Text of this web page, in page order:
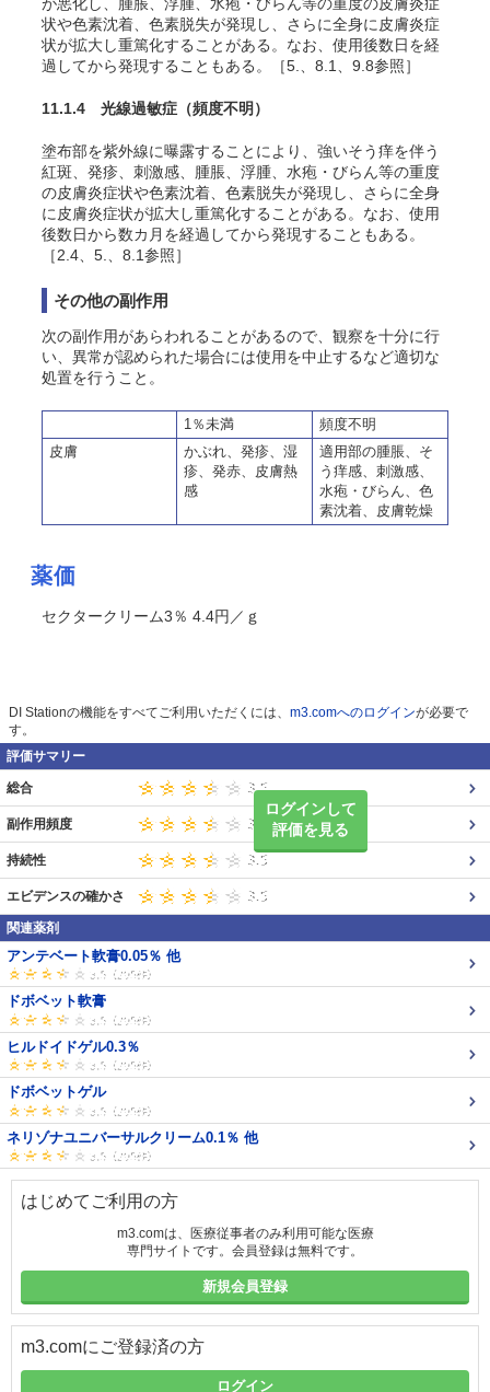
状や色素沈着、色素脱失が発現し、さらに全身に皮膚炎症
状が拡大し重篤化することがある。なお、使用後数日を経
過してから発現することもある。［5.、8.1、9.8参照］
11.1.4 光線過敏症 （頻度不明）
塗布部を紫外線に曝露することにより、強いそう痒を伴う
紅斑、発疹、刺激感、腫脹、浮腫、水疱・びらん等の重度
の皮膚炎症状や色素沈着、色素脱失が発現し、さらに全身
に皮膚炎症状が拡大し重篤化することがある。なお、使用
後数日から数カ月を経過してから発現することもある。
［2.4、5.、8.1参照］
その他の副作用
次の副作用があらわれることがあるので、観察を十分に行
い、異常が認められた場合には使用を中止するなど適切な
処置を行うこと。
1％未満
頻度不明
皮膚
かぶれ、発疹、湿
疹、発赤、皮膚熱
感
適用部の腫脹、そ
う痒感、刺激感、
水疱・びらん、色
素沈着、皮膚乾燥
薬価
セクタークリーム3％ 4.4円／ｇ
DI Stationの機能をすべてご利用いただくには、 m3.comへのログインが必要で
す。
評価サマリー
ログインして
評価を見る
総合
副作用頻度
持続性
エビデンスの確かさ
関連薬剤
アンテベート軟膏0.05％ 他
ドボベット軟膏
ヒルドイドゲル0.3％
ドボベットゲル
ネリゾナユニバーサルクリーム0.1％ 他
はじめてご利用の方
m3.comは、医療従事者のみ利用可能な医療
専門サイトです。会員登録は無料です。
新規会員登録
m3.comにご登録済の方
ログイン